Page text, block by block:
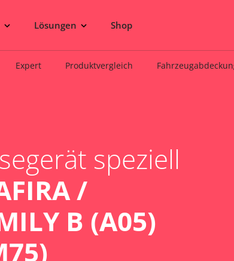
Lösungen Shop
Expert Produktvergleich
speziell
/
B (A05)